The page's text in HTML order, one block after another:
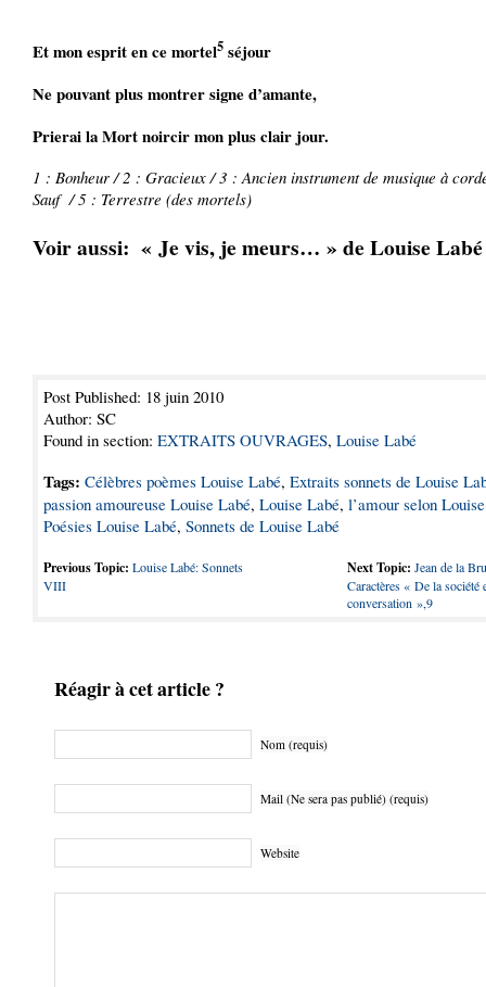
Et mon esprit en ce mortel5 séjour
Ne pouvant plus montrer signe d’amante,
Prierai la Mort noircir mon plus clair jour.
1 : Bonheur / 2 : Gracieux / 3 : Ancien instrument de musique à
Sauf / 5 : Terrestre (des mortels)
Voir aussi: « Je vis, je meurs… » de Louise Labé
Post Published: 18 juin 2010
Author: SC
Found in section: EXTRAITS OUVRAGES, Louise Labé
Tags: Célèbres poèmes Louise Labé, Extraits sonnets de Louise
passion amoureuse Louise Labé, Louise Labé, l’amour selon
Poésies Louise Labé, Sonnets de Louise Labé
Previous Topic: Louise Labé: Sonnets
VIII
Next Topic: Jean de la
Caractères « De la société
conversation »,9
Réagir à cet article ?
Nom (requis)
Mail (Ne sera pas publié) (requis)
Website